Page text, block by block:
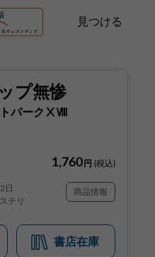
見つける
プ無惨
パークⅩⅧ
1,760 円 (税込)
日
テリ
商品情報
書店在庫